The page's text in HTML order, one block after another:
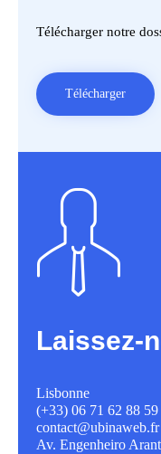
Télécharger notre
Télécharger
Laissez-
Lisbonne
(+33) 06 71 62 88 59
contact@ubinaweb.fr
Av. Engenheiro